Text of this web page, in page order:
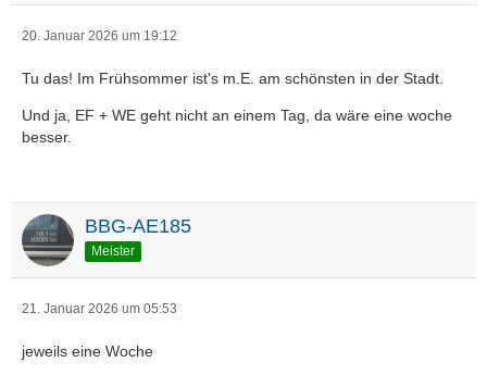
20. Januar 2026 um 19:12
Tu das! Im Frühsommer ist's m.E. am schönsten in der Stadt.
Und ja, EF + WE geht nicht an einem Tag, da wäre eine woche
besser.
BBG-AE185
Meister
21. Januar 2026 um 05:53
jeweils eine Woche